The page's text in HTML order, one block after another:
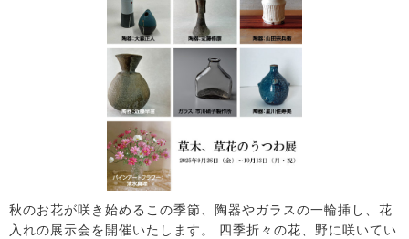
秋のお花が咲き始めるこの季節、陶器やガラスの一輪挿し、花
入れの展示会を開催いたします。 四季折々の花、野に咲いてい